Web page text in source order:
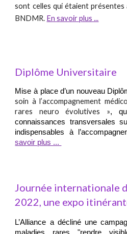
sont celles qui étaient
BNDMR. En savoir plus ...
Diplôme Universitaire
M ise à place d’un nouveau
soin à l’accompagnement
rares neuro évolutives »,
connaissances transversales
indispensables à
savoir plus ...
Journée internationale
2022, une expo
L’Alliance a décliné une